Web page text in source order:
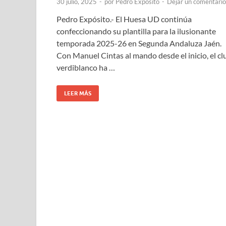
30 julio, 2025 - por Pedro Expósito - Dejar un comentario
Pedro Expósito.- El Huesa UD continúa
confeccionando su plantilla para la ilusionante
temporada 2025-26 en Segunda Andaluza Jaén.
Con Manuel Cintas al mando desde el inicio, el
verdiblanco ha …
LEER MÁS